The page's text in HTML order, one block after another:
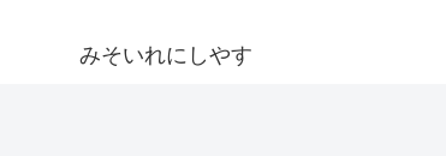
みそいれにしやす